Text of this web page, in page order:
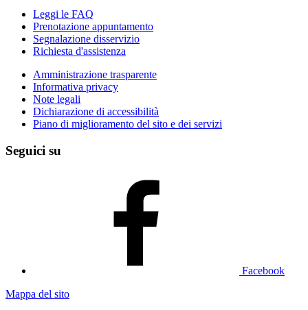
Leggi le FAQ
Prenotazione appuntamento
Segnalazione disservizio
Richiesta d'assistenza
Amministrazione trasparente
Informativa privacy
Note legali
Dichiarazione di accessibilità
Piano di miglioramento del sito e dei servizi
Seguici su
Facebook
Mappa del sito